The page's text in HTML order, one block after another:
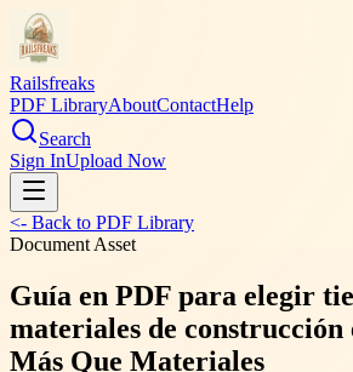
Railsfreaks
PDF LibraryAboutContactHelp
Search
Sign InUpload Now
<- Back to PDF Library
Document Asset
Guía en PDF para elegir
materiales de
Más Que Materiales